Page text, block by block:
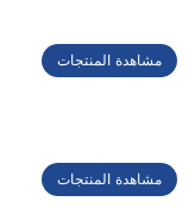
مشاهدة المنتجات
مشاهدة المنتجات